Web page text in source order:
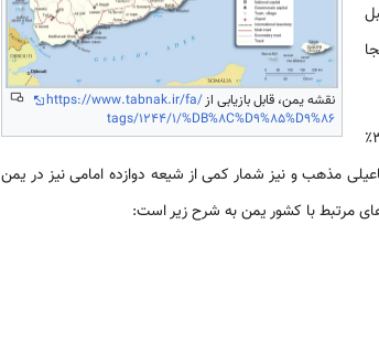
نقشه یمن، قابل بازیابی ازhttps://www.tabnak.ir/fa/
tags/1244/1/%DB%8C%D9%85%D9%86
دین رسمی یمن، اسلام است. اکثر جمعیت این کشور مسلمان هستند. حدود ۳۰٪
مذهب و نیز شمار کمی از شیعه دوازده امامی نیز در یمن
مرتبط با کشور یمن به شرح زیر است: